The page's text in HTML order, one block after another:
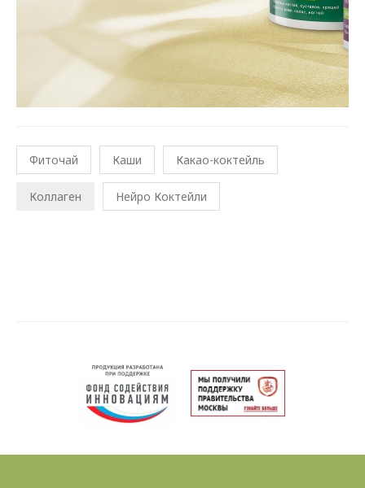
Фиточай Каши Какао-коктейль
Коллаген Нейро Коктейли